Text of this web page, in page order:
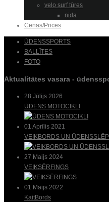
velo surf tūres
nida
Cenas/Prices
ŪDENSSPORTS
BALLĪTES
FOTO
Aktualitātes vasara -
28 Jūlijs 2026
ŪDENS MOTOCIKLI
01 Aprīlis 2021
VEIKBORDS UN
27 Maijs 2024
VEIKSĒRFINGS
01 Maijs 2022
KaitBords